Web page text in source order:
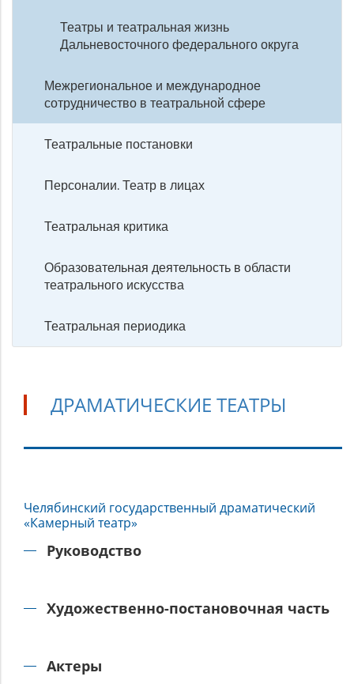
Театры и театральная жизнь
Дальневосточного федерального округа
Межрегиональное и международное
сотрудничество в театральной сфере
Театральные постановки
Персоналии. Театр в лицах
Театральная критика
Образовательная деятельность в области
театрального искусства
Театральная периодика
ДРАМАТИЧЕСКИЕ ТЕАТРЫ
театры
Челябинский государственный драматический
«Камерный театр»
Руководство
Художественно-постановочная часть
Актеры